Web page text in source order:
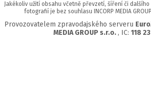
Jakékoliv užití obsahu včetně převzetí, šíření či
fotografií je bez souhlasu INCORP MEDIA
Provozovatelem zpravodajského serveru
MEDIA GROUP s.r.o. , IC: 118